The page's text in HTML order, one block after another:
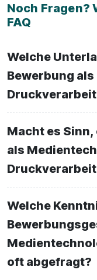
Noch Fragen?
FAQ
Welche
Bewerbung als Medientechnologe
Macht es
als
Welche
oft abgefragt?